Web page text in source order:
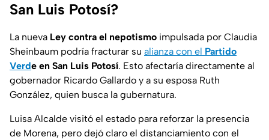
San Luis Potosí?
La nueva Ley contra el nepotismo impulsada por Claudia
Sheinbaum podría fracturar su alianza con el Partido
Verde en San Luis Potosí. Esto afectaría directamente al
gobernador Ricardo Gallardo y a su esposa Ruth
González, quien busca la gubernatura.
Luisa Alcalde visitó el estado para reforzar la presencia
de Morena, pero dejó claro el distanciamiento con el